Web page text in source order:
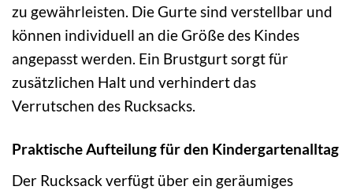
zu gewährleisten. Die Gurte sind verstellbar und
können individuell an die Größe des Kindes
angepasst werden. Ein Brustgurt sorgt für
zusätzlichen Halt und verhindert das
Verrutschen des Rucksacks.
Praktische Aufteilung für den Kindergartenalltag
Der Rucksack verfügt über ein geräumiges